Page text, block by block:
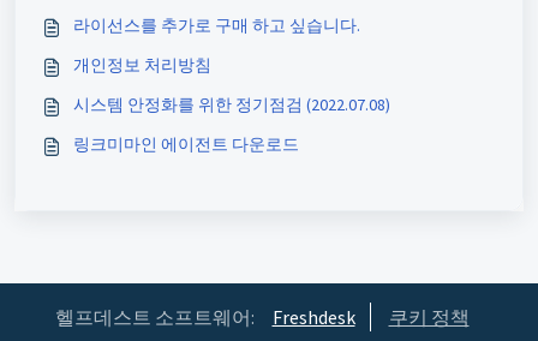
라이선스를 추가로 구매 하고 싶습니다.
개인정보 처리방침
시스템 안정화를 위한 정기점검 (2022.07.08)
링크미마인 에이전트 다운로드
헬프데스트 소프트웨어: Freshdesk 쿠키 정책